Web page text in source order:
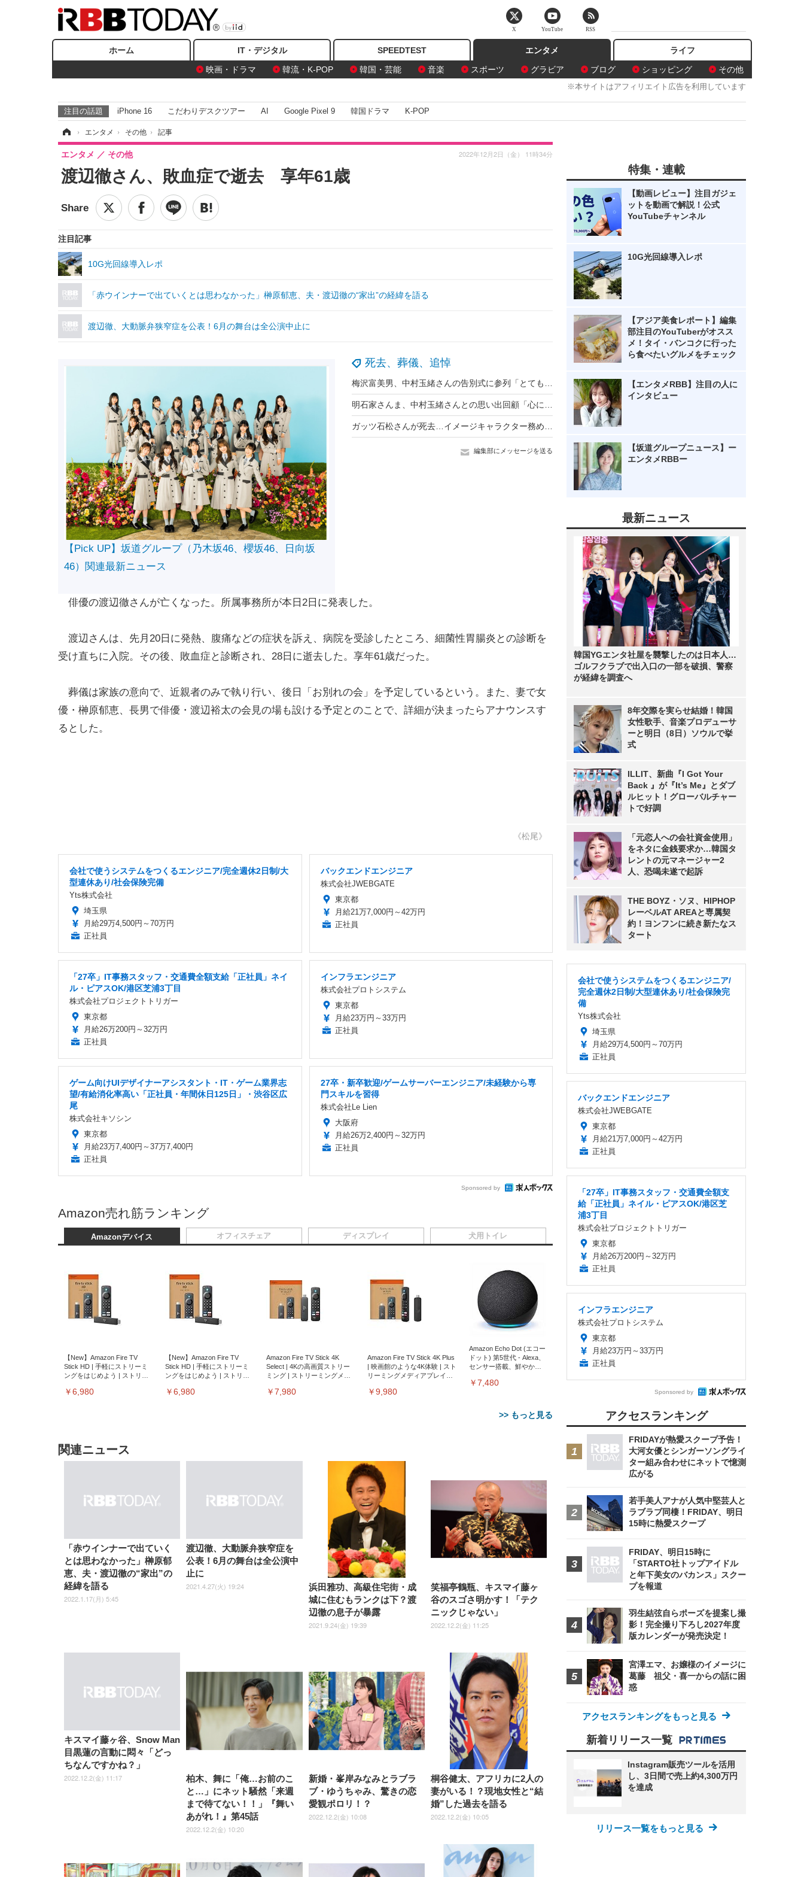
ホーム IT・デジタル SPEEDTEST
エンタメ
映画・ドラマ
韓流・K-POP 韓国・芸能 音楽 スポーツ グラビア ブログ ショッピング その他
ライフ
※本サイトはアフィリエイト広告を利用しています
注目の話題 iPhone 16 こだわりデスクツアー AI Google Pixel 9 韓国ドラマ K-POP
› エンタメ › その他 › 記事
渡辺徹さん、敗血症で逝去 享年61歳
エンタメ その他 2022年12月2日（金） 11時34分
注目記事
10G光回線導入レポ
「赤ウインナーで出ていくとは思わなかった」榊原郁恵、夫・渡辺徹の“家出”の経緯を語る
渡辺徹、大動脈弁狭窄症を公表！6月の舞台は全公演中止に
死去、葬儀、追悼
編集部にメッセージを送る
【Pick UP】坂道グループ（乃木坂46、櫻坂46、日向坂
46）関連最新ニュース
俳優の渡辺徹さんが亡くなった。所属事務所が本日2日に発表した。
渡辺さんは、先月20日に発熱、腹痛などの症状を訴え、病院を受診したところ、細菌性胃腸炎との診断を
受け直ちに入院。その後、敗血症と診断され、28日に逝去した。享年61歳だった。
葬儀は家族の意向で、近親者のみで執り行い、後日「お別れの会」を予定しているという。また、妻で女
優・榊原郁恵、長男で俳優・渡辺裕太の会見の場も設ける予定とのことで、詳細が決まったらアナウンスす
るとした。
《松尾》
会社で使うシステムをつくるエンジニア/完全週休2日制/大
型連休あり/社会保険完備
Yts株式会社
埼玉県
月給29万4,500円～70万円
正社員
バックエンドエンジニア
株式会社JWEBGATE
東京都
月給21万7,000円～42万円
正社員
「27卒」IT事務スタッフ・交通費全額支給「正社員」ネイ
ル・ピアスOK/港区芝浦3丁目
株式会社プロジェクトトリガー
東京都
月給26万200円～32万円
正社員
インフラエンジニア
株式会社プロトシステム
東京都
月給23万円～33万円
正社員
ゲーム向けUIデザイナーアシスタント・IT・ゲーム業界志
望/有給消化率高い「正社員・年間休日125日」・渋谷区広
尾
株式会社キソシン
東京都
月給23万7,400円～37万7,400円
正社員
27卒・新卒歓迎/ゲームサーバーエンジニア/未経験から専
門スキルを習得
株式会社Le Lien
大阪府
月給26万2,400円～32万円
正社員
Sponsored by
Amazon売れ筋ランキング
Amazonデバイス
【New】Amazon Fire TV
Stick HD | 手軽にストリーミ
ングをはじめよう | ストリー
￥6,980
【New】Amazon Fire TV
Stick HD | 手軽にストリーミ
ングをはじめよう | ストリー
￥6,980
Amazon Fire TV Stick 4K
Select | 4Kの高画質ストリー
ミング | ストリーミングメデ
￥7,980
Amazon Fire TV Stick 4K Plus
| 映画館のような4K体験 | スト
リーミングメディアプレイヤ
￥9,980
Amazon Echo Dot (エコー
ドット) 第5世代 - Alexa、
センサー搭載、鮮やかな
￥7,480
>> もっと見る
オフィスチェア
子 テレワーク 疲れない 跳ね
上げ式アームレスト コンパク
ト 約105度ロッキング pc 事務
椅子 360度回転 座面昇降 強化
ナイロン樹脂ベース 通気性メ
ッシュ 在宅ワーク H-
WY01(黒網+黒枠+黒足)
￥5,699
／デスクチェア メッシュチェ
ア 人間工学 疲れない ブラッ
ク
￥27,999
Sezlife オフィスチェア デスク
チェア 疲れない テレワーク
チェア 強化バックレスト 30
度ロッキング機能 人間工学 椅
子 腰サポート 90度跳ね上げ
式アームレスト 3Dヘッドレス
ト ハンガー付き 高反発クッシ
ョン PCチェア 通気性メッシ
ュ ゲーミング/勉強/事務用 お
しゃれ パソコンチェア (ブラ
￥7,680
Sezlife オフィスチェア デスク
チェア 疲れない テレワーク
チェア 強化バックレスト 30度
ロッキング機能 人間工学 椅子
腰サポート 90度跳ね上げ式ア
ームレスト 3Dヘッドレスト
ハンガー付き 高反発クッショ
ン PCチェア 通気性メッシュ
ゲーミング/勉強/事務用 おし
ゃれ パソコンチェア (ホワイ
￥7,680
ANDWINT オフィスチェ
ア デスクチェア 肘なし メ
ッシュ 通気性 ランバーサ
ポート付き 腰サポート ガ
クト 幅52×奥行58.5×高さ
84～96cm テレワーク 在
宅勤務 ブラック
￥4,139
ディスプレイ
EV3240X-WT | 31.5型4K
UHD・USB Type-C・ホワイ
ト
￥105,595
EV2740X-WT | 27.0型4K
UHD・USB Type-C・ホワイ
ト
￥109,572
【純正品】27"ゲーミングモ
ニター DualSense 充電フッ
ク付き（CFI-ZDM1J）
￥49,979
【整備済み品】Dell
E2724HS 27インチ 液晶モ
ニター フル
HD（1920×1080）VA 非光
沢 HDMI/DisplayPort/VGA
スピーカー内蔵 高さ調整 ス
イベル VESA対応
ComfortView ビジネス向け
￥15,800
【MiniLED/24.5inch/280Hz/FHD】
GRAPHT THE SHOOTER
Gaming Monitor 24” Essential ゲ
ーミングモニター QD 24.5インチ
￥34,980
犬用トイレ
ーツ 薄型 レギュラー 1回使い
捨て 無香料 ホワイト 300枚
￥3,373
ーツ 厚型 ワイド 42枚x2袋(84
枚) ホワイト(吸収面:ライトブ
ルー)
￥3,234
ネオ・ルーライフ ネオ・オム
ツ L 中型犬用 26枚入り 単品
￥1,800
Smart Basic(スマートベーシ
ック) 【Amazon.co.jp限定】
Smart Basic アイリスオーヤマ
ペットシーツ 超厚型 お徳用
ワイド 100枚入 (x 1) (ケース
販売)
￥3,670
アイリスオーヤマ ペット
シーツ 超厚型 お徳用 レギ
ュラー 200枚入
【Amazon.co.jp限定】
関連ニュース
「赤ウインナーで出ていく
とは思わなかった」榊原郁
恵、夫・渡辺徹の“家出”の
経緯を語る
2022.1.17(月) 5:45
渡辺徹、大動脈弁狭窄症を
公表！6月の舞台は全公演中
止に
2021.4.27(火) 19:24
浜田雅功、高級住宅街・成
城に住むもランクは下？渡
辺徹の息子が暴露
2021.9.24(金) 19:39
笑福亭鶴瓶、キスマイ藤ヶ
谷のスゴさ明かす！「テク
ニックじゃない」
2022.12.2(金) 11:25
キスマイ藤ヶ谷、Snow Man
目黒蓮の言動に悶々「どっ
ちなんですかね？」
2022.12.2(金) 11:17
柏木、舞に「俺…お前のこ
と…」にネット騒然「来週
まで待てない！！」『舞い
あがれ！』第45話
2022.12.2(金) 10:20
新婚・峯岸みなみとラブラ
ブ・ゆうちゃみ、驚きの恋
愛観ポロリ！？
2022.12.2(金) 10:08
桐谷健太、アフリカに2人の
妻がいる！？現地女性と“結
婚”した過去を語る
2022.12.2(金) 10:05
特集・連載
【動画レビュー】注目ガジェ
ットを動画で解説！公式
YouTubeチャンネル
10G光回線導入レポ
【アジア美食レポート】編集
部注目のYouTuberがオスス
メ！タイ・バンコクに行った
ら食べたいグルメをチェック
【エンタメRBB】注目の人に
インタビュー
【坂道グループニュース】ー
エンタメRBBー
最新ニュース
韓国YGエンタ社屋を襲撃したのは日本人…
ゴルフクラブで出入口の一部を破損、警察
が経緯を調査へ
8年交際を実らせ結婚！韓国
女性歌手、音楽プロデューサ
ーと明日（8日）ソウルで挙
式
ILLIT、新曲『I Got Your
Back 』が『It’s Me』とダブ
ルヒット！グローバルチャー
トで好調
「元恋人への会社資金使用」
をネタに金銭要求か…韓国タ
レントの元マネージャー2
人、恐喝未遂で起訴
THE BOYZ・ソヌ、HIPHOP
レーベルAT AREAと専属契
約！ヨンフンに続き新たなス
タート
会社で使うシステムをつくるエンジニア/
完全週休2日制/大型連休あり/社会保険完
備
Yts株式会社
埼玉県
月給29万4,500円～70万円
正社員
バックエンドエンジニア
株式会社JWEBGATE
東京都
月給21万7,000円～42万円
正社員
「27卒」IT事務スタッフ・交通費全額支
給「正社員」ネイル・ピアスOK/港区芝
浦3丁目
株式会社プロジェクトトリガー
東京都
月給26万200円～32万円
正社員
インフラエンジニア
株式会社プロトシステム
東京都
月給23万円～33万円
正社員
Sponsored by
アクセスランキング
FRIDAYが熱愛スクープ予告！
大河女優とシンガーソングライ
ター組み合わせにネットで憶測
広がる
若手美人アナが人気中堅芸人と
ラブラブ同棲！FRIDAY、明日
15時に熱愛スクープ
FRIDAY、明日15時に
「STARTO社トップアイドル
と年下美女のバカンス」スクー
プを報道
羽生結弦自らポーズを提案し撮
影！完全撮り下ろし2027年度
版カレンダーが発売決定！
宮澤エマ、お嬢様のイメージに
葛藤 祖父・喜一からの話に困
惑
アクセスランキングをもっと見る
新着リリース一覧
Instagram販売ツールを活用
し、3日間で売上約4,300万円
を達成
リリース一覧をもっと見る
X YouTube RSS